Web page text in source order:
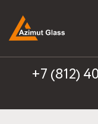
+7 (812)